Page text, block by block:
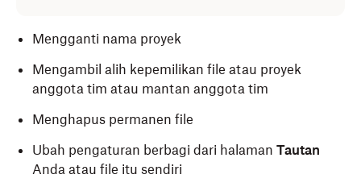
Mengganti nama proyek
Mengambil alih kepemilikan file atau proyek
anggota tim atau mantan anggota tim
Menghapus permanen file
Ubah pengaturan berbagi dari halaman Tautan
Anda atau file itu sendiri